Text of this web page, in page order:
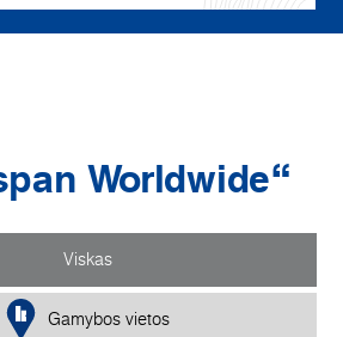
Worldwide“
Viskas
Gamybos vietos